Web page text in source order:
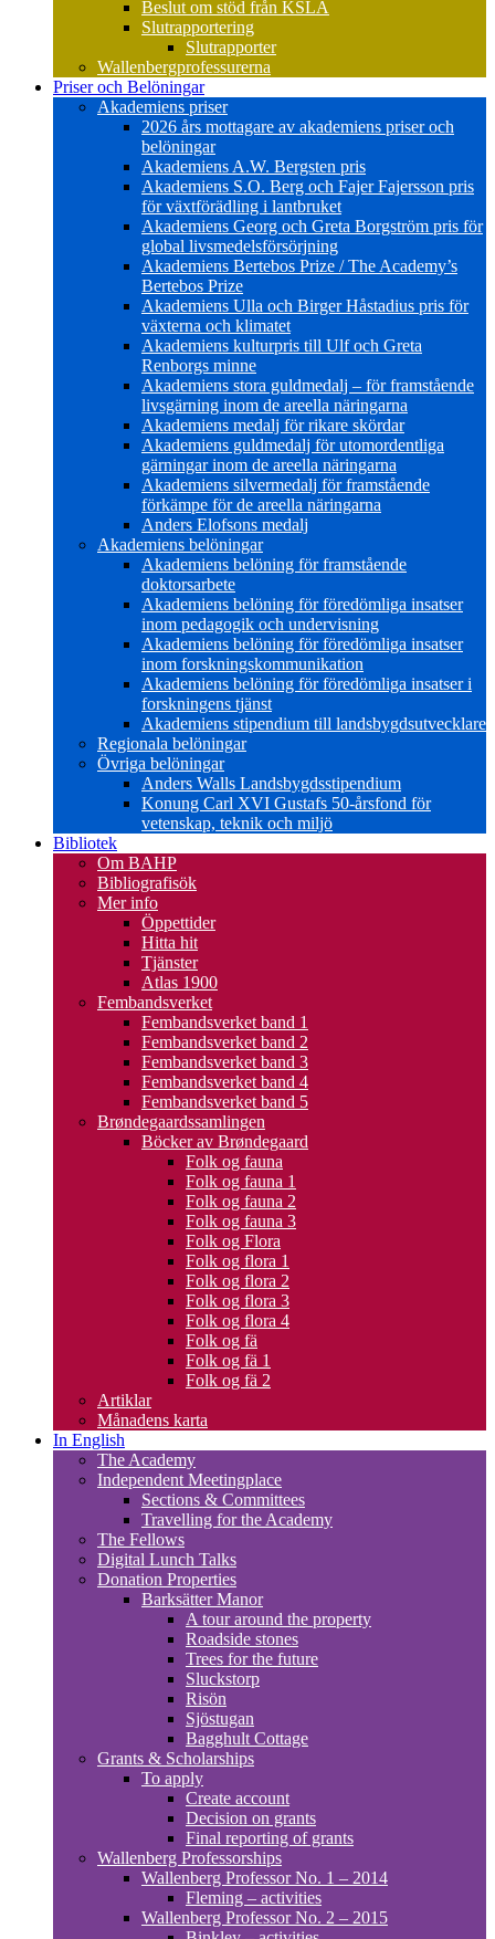
Beslut om stöd från KSLA
Slutrapportering
Slutrapporter
Wallenbergprofessurerna
Priser och Belöningar
Akademiens priser
2026 års mottagare av akademiens priser och
belöningar
Akademiens A.W. Bergsten pris
Akademiens S.O. Berg och Fajer Fajersson pris
för växtförädling i lantbruket
Akademiens Georg och Greta Borgström pris för
global livsmedelsförsörjning
Akademiens Bertebos Prize / The Academy’s
Bertebos Prize
Akademiens Ulla och Birger Håstadius pris för
växterna och klimatet
Akademiens kulturpris till Ulf och Greta
Renborgs minne
Akademiens stora guldmedalj – för framstående
livsgärning inom de areella näringarna
Akademiens medalj för rikare skördar
Akademiens guldmedalj för utomordentliga
gärningar inom de areella näringarna
Akademiens silvermedalj för framstående
förkämpe för de areella näringarna
Anders Elofsons medalj
Akademiens belöningar
Akademiens belöning för framstående
doktorsarbete
Akademiens belöning för föredömliga insatser
inom pedagogik och undervisning
Akademiens belöning för föredömliga insatser
inom forskningskommunikation
Akademiens belöning för föredömliga insatser i
forskningens tjänst
Akademiens stipendium till landsbygdsutvecklare
Regionala belöningar
Övriga belöningar
Anders Walls Landsbygdsstipendium
Konung Carl XVI Gustafs 50-årsfond för
vetenskap, teknik och miljö
Bibliotek
Om BAHP
Bibliografisök
Mer info
Öppettider
Hitta hit
Tjänster
Atlas 1900
Fembandsverket
Fembandsverket band 1
Fembandsverket band 2
Fembandsverket band 3
Fembandsverket band 4
Fembandsverket band 5
Brøndegaardssamlingen
Böcker av Brøndegaard
Folk og fauna
Folk og fauna 1
Folk og fauna 2
Folk og fauna 3
Folk og Flora
Folk og flora 1
Folk og flora 2
Folk og flora 3
Folk og flora 4
Folk og fä
Folk og fä 1
Folk og fä 2
Artiklar
Månadens karta
In English
The Academy
Independent Meetingplace
Sections & Committees
Travelling for the Academy
The Fellows
Digital Lunch Talks
Donation Properties
Barksätter Manor
A tour around the property
Roadside stones
Trees for the future
Sluckstorp
Risön
Sjöstugan
Bagghult Cottage
Grants & Scholarships
To apply
Create account
Decision on grants
Final reporting of grants
Wallenberg Professorships
Wallenberg Professor No. 1 – 2014
Fleming – activities
Wallenberg Professor No. 2 – 2015